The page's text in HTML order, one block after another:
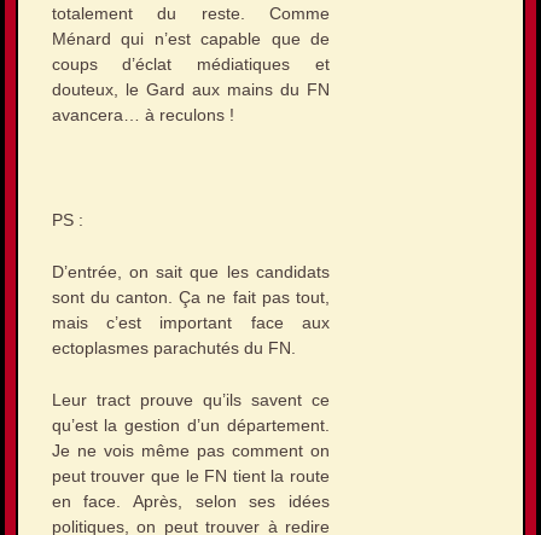
totalement du reste. Comme
Ménard qui n’est capable que de
coups d’éclat médiatiques et
douteux, le Gard aux mains du FN
avancera… à reculons !
PS :
D’entrée, on sait que les candidats
sont du canton. Ça ne fait pas tout,
mais c’est important face aux
ectoplasmes parachutés du FN.
Leur tract prouve qu’ils savent ce
qu’est la gestion d’un département.
Je ne vois même pas comment on
peut trouver que le FN tient la route
en face. Après, selon ses idées
politiques, on peut trouver à redire